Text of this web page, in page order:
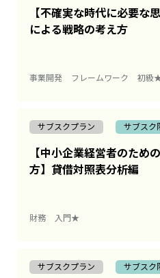
【不確実な時代に必要な
による戦略の考え方
事業開発 フレームワーク 初
サブスクプラン サブスク
【中小企業経営者のため
方】貸借対照表分析編
財務 入門★
サブスクプラン サブスク